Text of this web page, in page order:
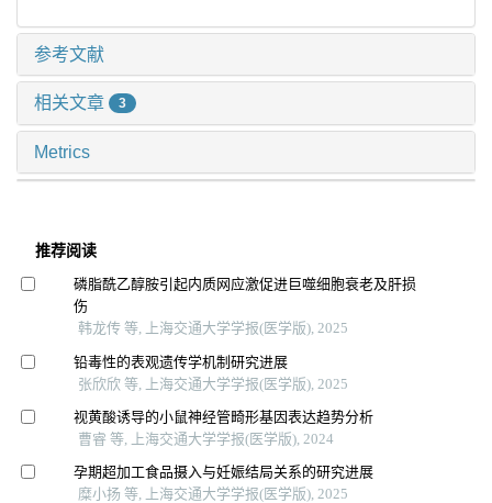
参考文献
相关文章 3
Metrics
推荐阅读
磷脂酰乙醇胺引起内质网应激促进巨噬细胞衰老及肝损
伤
韩龙传 等, 上海交通大学学报(医学版), 2025
铅毒性的表观遗传学机制研究进展
张欣欣 等, 上海交通大学学报(医学版), 2025
视黄酸诱导的小鼠神经管畸形基因表达趋势分析
曹睿 等, 上海交通大学学报(医学版), 2024
孕期超加工食品摄入与妊娠结局关系的研究进展
糜小扬 等, 上海交通大学学报(医学版), 2025